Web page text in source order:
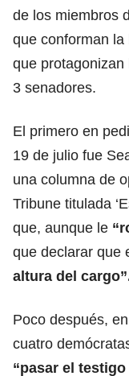
de los miembros
que conforman
que
3 senadores.
El primero en
19 de julio fue
una columna de
Tribune titulada
que, aunque le
que declarar que
altura del
Poco después,
cuatro
“pasar el